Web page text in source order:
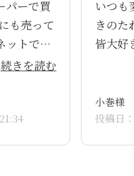
パーで買
も売って
ットで注
味です
続きを読む
いつも
きのた
皆大好
小巻様
投稿日